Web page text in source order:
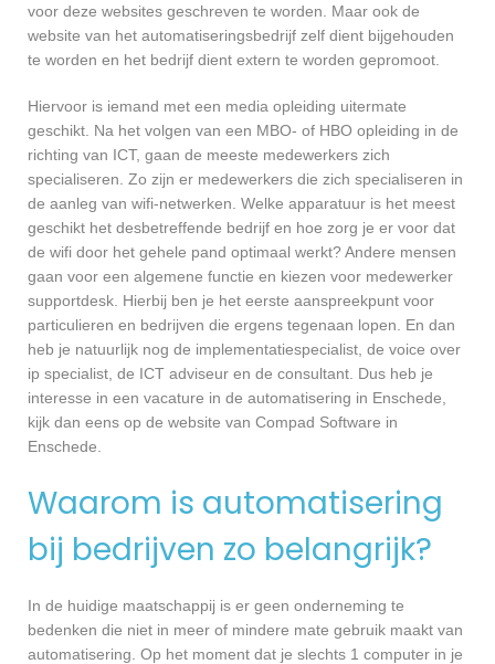
voor deze websites geschreven te worden. Maar ook de
website van het automatiseringsbedrijf zelf dient bijgehouden
te worden en het bedrijf dient extern te worden gepromoot.
Hiervoor is iemand met een media opleiding uitermate
geschikt. Na het volgen van een MBO- of HBO opleiding in de
richting van ICT, gaan de meeste medewerkers zich
specialiseren. Zo zijn er medewerkers die zich specialiseren in
de aanleg van wifi-netwerken. Welke apparatuur is het meest
geschikt het desbetreffende bedrijf en hoe zorg je er voor dat
de wifi door het gehele pand optimaal werkt? Andere mensen
gaan voor een algemene functie en kiezen voor medewerker
supportdesk. Hierbij ben je het eerste aanspreekpunt voor
particulieren en bedrijven die ergens tegenaan lopen. En dan
heb je natuurlijk nog de implementatiespecialist, de voice over
ip specialist, de ICT adviseur en de consultant. Dus heb je
interesse in een vacature in de automatisering in Enschede,
kijk dan eens op de website van Compad Software in
Enschede.
Waarom is automatisering
bij bedrijven zo belangrijk?
In de huidige maatschappij is er geen onderneming te
bedenken die niet in meer of mindere mate gebruik maakt van
automatisering. Op het moment dat je slechts 1 computer in je